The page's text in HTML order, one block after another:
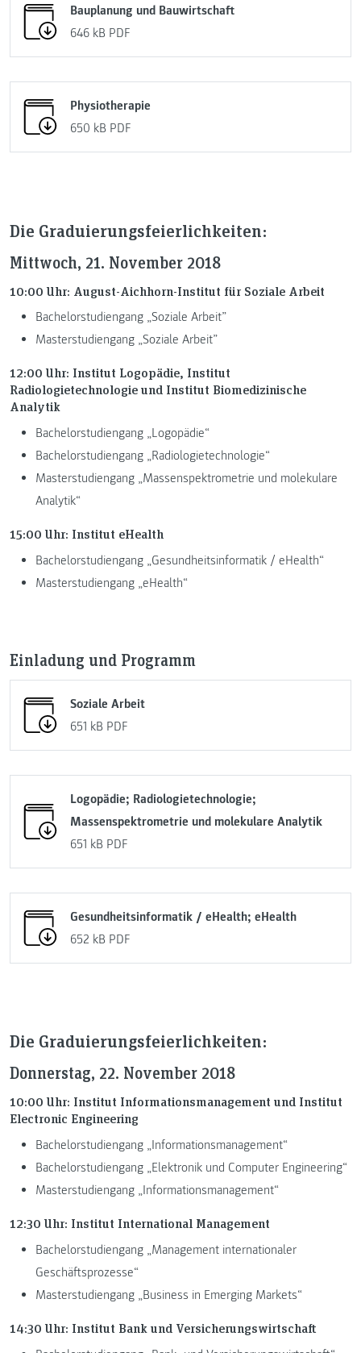
Bauplanung und Bauwirtschaft
646 kB PDF
Physiotherapie
650 kB PDF
Die Graduierungsfeierlichkeiten:
Mittwoch, 21. November 2018
10:00 Uhr: August-Aichhorn-Institut für Soziale Arbeit
Bachelorstudiengang „Soziale Arbeit”
Masterstudiengang „Soziale Arbeit”
12:00 Uhr: Institut Logopädie, Institut
Radiologietechnologie und Institut Biomedizinische
Analytik
Bachelorstudiengang „Logopädie“
Bachelorstudiengang „Radiologietechnologie“
Masterstudiengang „Massenspektrometrie und molekulare
Analytik“
15:00 Uhr: Institut eHealth
Bachelorstudiengang „Gesundheitsinformatik / eHealth“
Masterstudiengang „eHealth“
Einladung und Programm
Soziale Arbeit
651 kB PDF
Logopädie; Radiologietechnologie;
Massenspektrometrie und molekulare Analytik
651 kB PDF
Gesundheitsinformatik / eHealth; eHealth
652 kB PDF
Die Graduierungsfeierlichkeiten:
Donnerstag, 22. November 2018
10:00 Uhr: Institut Informationsmanagement und Institut
Electronic Engineering
Bachelorstudiengang „Informationsmanagement“
Bachelorstudiengang „Elektronik und Computer Engineering“
Masterstudiengang „Informationsmanagement“
12:30 Uhr: Institut International Management
Bachelorstudiengang „Management internationaler
Geschäftsprozesse“
Masterstudiengang „Business in Emerging Markets“
14:30 Uhr: Institut Bank und Versicherungswirtschaft